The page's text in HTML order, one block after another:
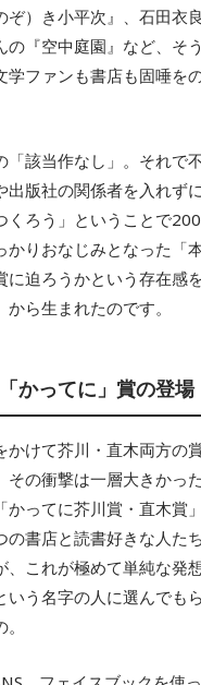
ぞ）き小平次』、石田衣
の『空中庭園』など、そ
学ファンも書店も固唾を
「該当作なし」。それで
出版社の関係者を入れず
くろう」ということで
かりおなじみとなった「
に迫ろうかという存在感
ら生まれたのです。
かってに」賞の登場
かけて芥川・直木両方の
その衝撃は一層大きかっ
かってに芥川賞・直木賞
の書店と読書好きな人た
、これが極めて単純な発
いう名字の人に選んでも